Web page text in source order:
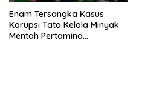
Enam Tersangka Kasus
Korupsi Tata Kelola Minyak
Mentah Pertamina